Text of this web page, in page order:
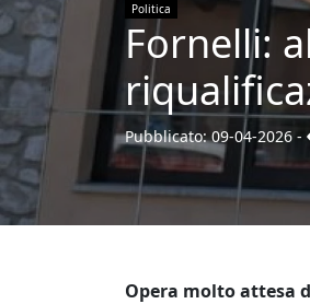
Politica
Fornelli:
Pubblicato:09-04-2026 -
Opera molto attesa